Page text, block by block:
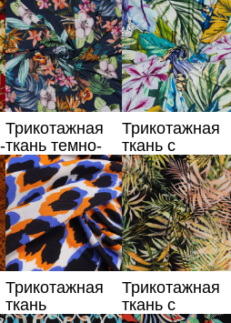
Трикотажная
ткань темно-
синего цвета с
цветочным
узором
Трикотажная
ткань с
растительным
узором
Трикотажная
ткань
Трикотажная
ткань с